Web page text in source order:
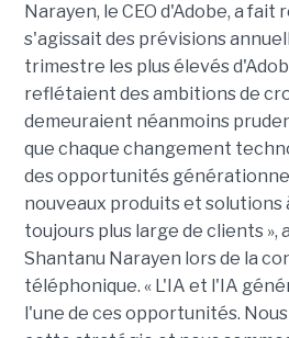
Narayen, le CEO d'Adobe, a fait
s'agissait des prévisions
trimestre les plus élevés
reflétaient des ambitions de
demeuraient néanmoins
que chaque changement
des opportunités
nouveaux produits et solutions
toujours plus large de clients »,
Shantanu Narayen lors de la
téléphonique. « L'IA et l'IA
l'une de ces opportunités.